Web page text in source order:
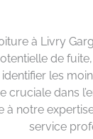
à Livry
de
les
cruciale dans
à notre
service